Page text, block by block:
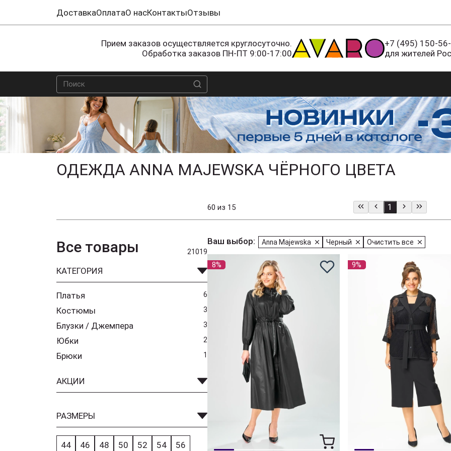
ДоставкаОплатаО насКонтактыОтзывы
Прием заказов осуществляется круглосуточно.
Обработка заказов ПН-ПТ 9:00-17:00
+7 (495) 150-
для жителей
ОДЕЖДА ANNA MAJEWSKA ЧЁРНОГО ЦВЕТА
60 из 15 1
Все товары 21019
КАТЕГОРИЯ
Платья 6
Костюмы 3
Блузки / Джемпера 3
Юбки 2
Брюки 1
АКЦИИ
РАЗМЕРЫ
44 46 48 50 52 54 56
Ваш выбор: Anna Majewska Черный Очистить все
8% 9%